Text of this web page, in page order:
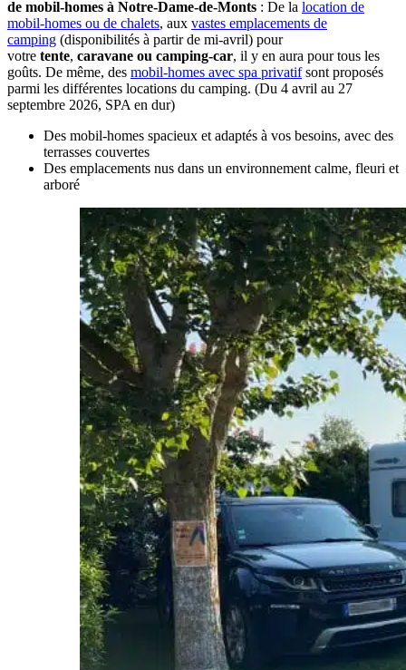
de mobil-homes à Notre-Dame-de-Monts : De la location de
mobil-homes ou de chalets, aux vastes emplacements de
camping (disponibilités à partir de mi-avril) pour
votre tente, caravane ou camping-car, il y en aura pour tous les
goûts. De même, des mobil-homes avec spa privatifsont proposés
parmi les différentes locations du camping. (Du 4 avril au 27
septembre 2026, SPA en dur)
Des mobil-homes spacieux et adaptés à vos besoins, avec des
terrasses couvertes
Des emplacements nus dans un environnement calme, fleuri et
arboré